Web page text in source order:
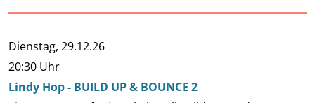
Dienstag, 29.12.26
20:30 Uhr
Lindy Hop - BUILD UP & BOUNCE 2